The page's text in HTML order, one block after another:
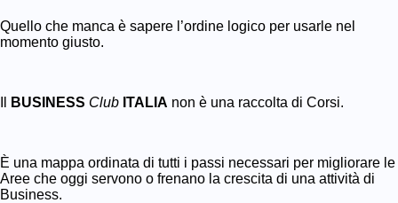
Quello che manca è sapere l’ordine logico per usarle nel
momento giusto.
BUSINESS Club ITALIA non è una raccolta di Corsi.
È una mappa ordinata di tutti i passi necessari per migliorare le
Aree che oggi servono o frenano la crescita di una attività di
Business.